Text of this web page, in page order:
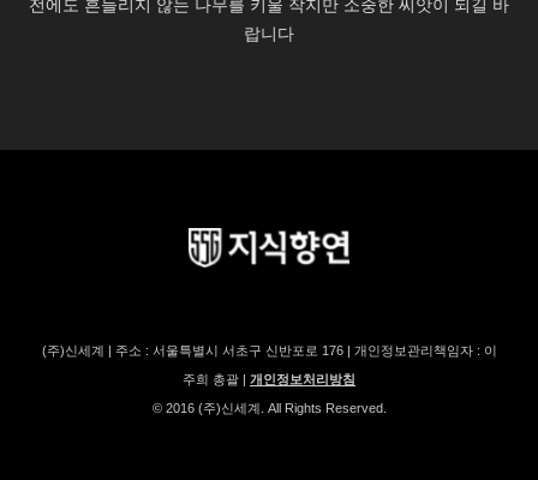
(주)신세계 | 주소 : 서울특별시 서초구 신반포로 176 | 개인정보관리책임자 : 이
주희 총괄 | 개인정보처리방침